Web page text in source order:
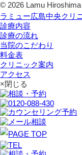
© 2026 Lamu
ラミュー広島中央クリ
診療内容
診療の流れ
当院のこだわり
料金表
クリニック案内
アクセス
×閉じる